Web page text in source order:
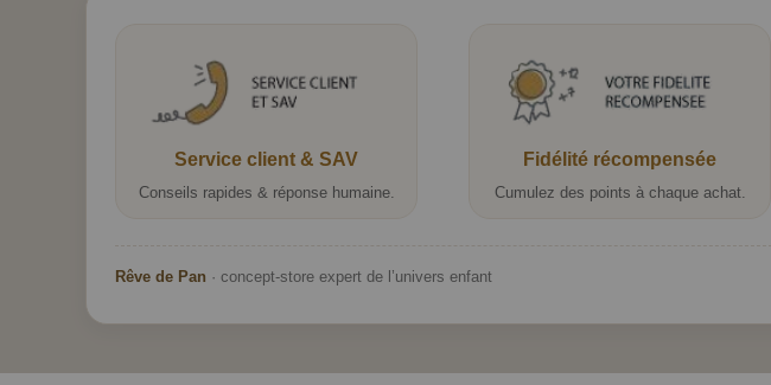
Service client & SAV
Conseils rapides & réponse humaine.
Fidélité récompensée
Cumulez des points à chaque achat.
Rêve de Pan · concept-store expert de l’univers enfant